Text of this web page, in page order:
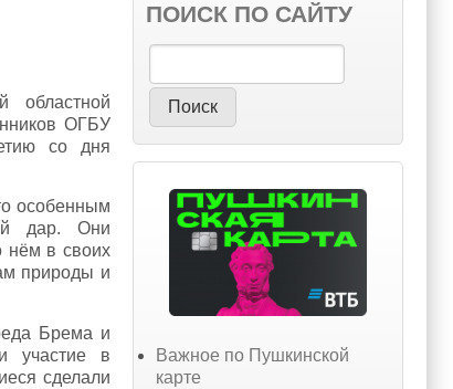
областной
ОГБУ
со дня
особенным
дар. Они
нём в своих
природы и
Брема и
участие в
сделали
ПОИСК ПО САЙТУ
Важное по Пушкинской
карте